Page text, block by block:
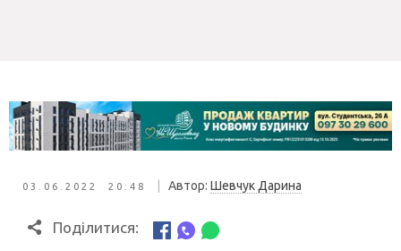
03.06.2022 20:48 Автор: Шевчук Дарина
Поділитися: